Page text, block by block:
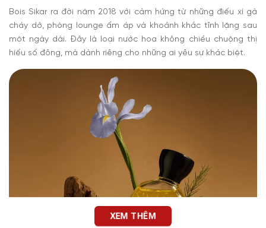
Bois Sikar ra đời năm 2018 với cảm hứng từ những điếu xì gà
cháy dở, phòng lounge ấm áp và khoảnh khắc tĩnh lặng sau
một ngày dài. Đây là loại nước hoa không chiều chuộng thị
hiếu số đông, mà dành riêng cho những ai yêu sự khác biệt.
XEM THÊM